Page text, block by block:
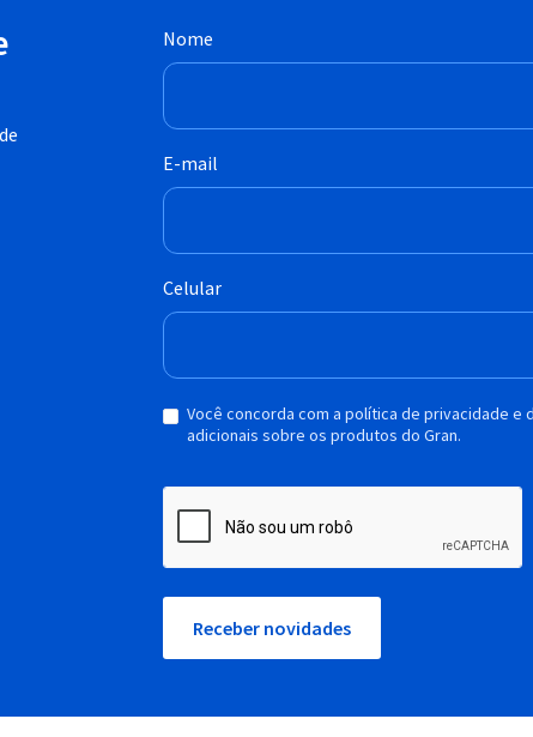
Nome
E-mail
Celular
Você concorda com a política de privacidade e
adicionais sobre os produtos do Gran.
Receber novidades